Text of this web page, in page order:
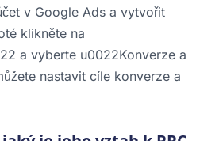
v Google Ads a vytvořit
klikněte na
a vyberte u0022Konverze a
nastavit cíle konverze a